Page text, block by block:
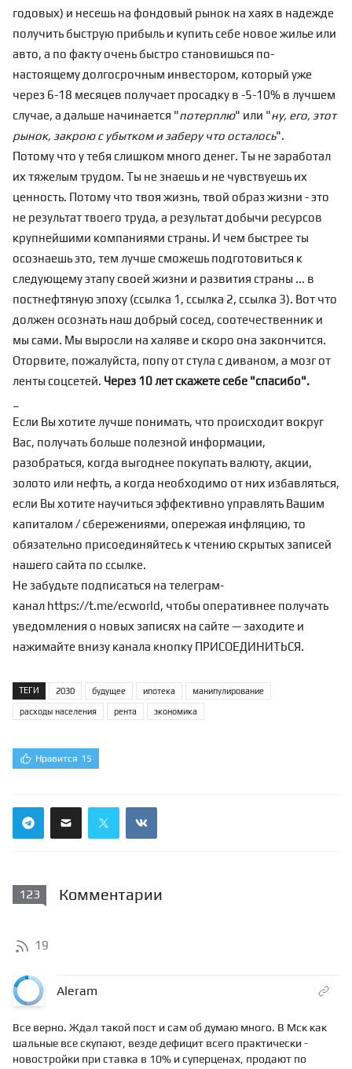
годовых) и несешь на фондовый рынок на хаях в надежде
получить быструю прибыль и купить себе новое жилье или
авто, а по факту очень быстро становишься по-
настоящему долгосрочным инвестором, который уже
через 6-18 месяцев получает просадку в -5-10% в лучшем
случае, а дальше начинается "потерплю" или "ну, его, этот
рынок, закрою с убытком и заберу что осталось".
Потому что у тебя слишком много денег. Ты не заработал
их тяжелым трудом. Ты не знаешь и не чувствуешь их
ценность. Потому что твоя жизнь, твой образ жизни - это
не результат твоего труда, а результат добычи ресурсов
крупнейшими компаниями страны. И чем быстрее ты
осознаешь это, тем лучше сможешь подготовиться к
следующему этапу своей жизни и развития страны ... в
постнефтяную эпоху (ссылка 1 , ссылка 2, ссылка 3). Вот что
должен осознать наш добрый сосед, соотечественник и
мы сами. Мы выросли на халяве и скоро она закончится.
Оторвите, пожалуйста, попу от стула с диваном, а мозг от
ленты соцсетей. Через 10 лет скажете себе "спасибо".
Если Вы хотите лучше понимать, что происходит вокруг
Вас, получать больше полезной информации,
разобраться, когда выгоднее покупать валюту, акции,
золото или нефть, а когда необходимо от них избавляться,
если Вы хотите научиться эффективно управлять Вашим
капиталом / сбережениями, опережая инфляцию, то
обязательно присоединяйтесь к чтению скрытых записей
нашего сайта по ссылке.
Не забудьте подписаться на телеграм-
канал https://t.me/ecworld, чтобы оперативнее получать
уведомления о новых записях на сайте — заходите и
нажимайте внизу канала кнопку ПРИСОЕДИНИТЬСЯ.
ТЕГИ 2030 будущее ипотека манипулирование
расходы населения рента экономика
Нравится 15
123 Комментарии
19
Aleram
Все верно. Ждал такой пост и сам об думаю много. В Мск как
шальные все скупают, везде дефицит всего практически -
новостройки при ставка в 10% и суперценах, продают по